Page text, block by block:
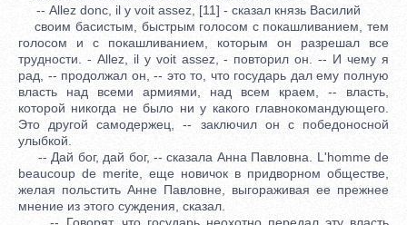
-- Allez donc, il y voit assez, [11] - сказал князь Василий
своим басистым, быстрым голосом с покашливанием, тем
голосом и с покашливанием, которым он разрешал все
трудности. - Allez, il y voit assez, - повторил он. -- И чему я
рад, -- продолжал он, -- это то, что государь дал ему полную
власть над всеми армиями, над всем краем, -- власть,
которой никогда не было ни у какого главнокомандующего.
Это другой самодержец, -- заключил он с победоносной
улыбкой.
-- Дай бог, дай бог, -- сказала Анна Павловна. L'homme de
beaucoup de merite, еще новичок в придворном обществе,
желая польстить Анне Павловне, выгораживая ее прежнее
мнение из этого суждения, сказал.
-- Говорят, что государь неохотно передал эту власть